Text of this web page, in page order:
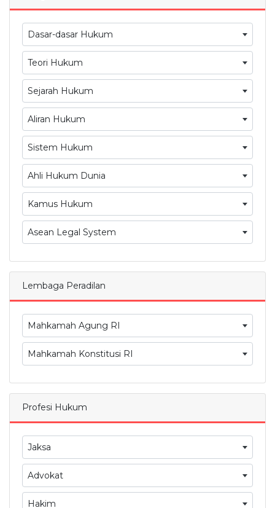
Dasar-dasar Hukum
Teori Hukum
Sejarah Hukum
Aliran Hukum
Sistem Hukum
Ahli Hukum Dunia
Kamus Hukum
Asean Legal System
Lembaga Peradilan
Mahkamah Agung RI
Mahkamah Konstitusi RI
Profesi Hukum
Jaksa
Advokat
Hakim